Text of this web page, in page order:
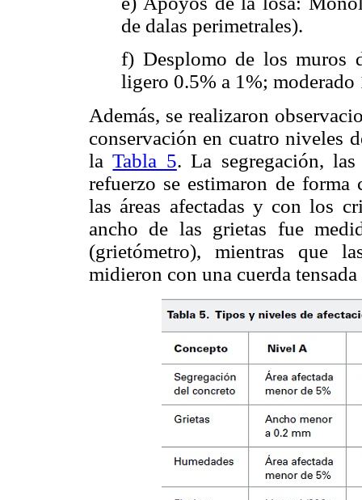
de dalas perimetrales).
f) Desplomo de los muros
ligero 0.5% a 1%;
Además, se realizaron
conservación en cuatro niveles
laTabla 5. La segregación,
refuerzo se estimaron de
las áreas afectadas y con los
ancho de las grietas fue
(grietómetro), mientras que
midieron con una cuerda